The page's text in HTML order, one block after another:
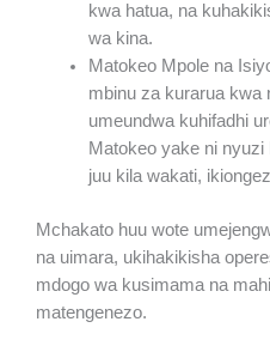
kwa hatua, na
wa kina.
Matokeo Mpole na
mbinu za kurarua kwa
umeundwa kuhifadhi
Matokeo yake ni
juu kila wakati,
Mchakato huu wote
na uimara, ukihakikisha
mdogo wa kusimama na
matengenezo.